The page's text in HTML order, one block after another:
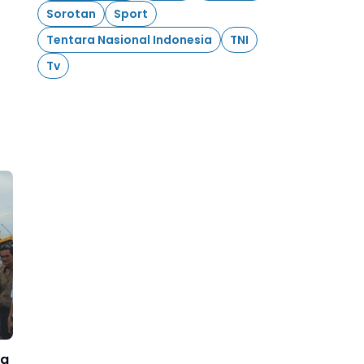
Sorotan
Sport
Tentara Nasional Indonesia
TNI
Tv